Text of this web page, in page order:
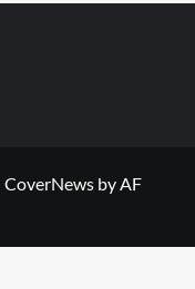
CoverNews by AF